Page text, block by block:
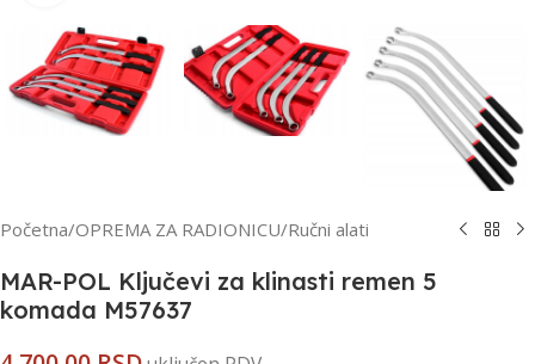
Početna/OPREMA ZA RADIONICU/Ručni alati
MAR-POL Ključevi za klinasti remen 5
komada M57637